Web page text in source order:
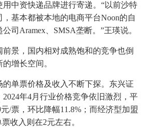
中资快递品牌进行寄递。“以前沙特
基本都被本地的电商平台Noon的自
司Aramex、SMSA垄断。”王瑛说。
前景，国内相对成熟饱和的竞争也倒
增长空间。
的单票价格及收入不断下探。东兴证
年4月行业价格竞争依旧激烈，平
/票，环比降幅11.8%；而经济型加盟
收入则在2元左右。